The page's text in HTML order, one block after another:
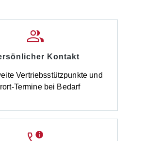
Kontakt
Vertriebsstützpunkte und
Termine bei Bedarf